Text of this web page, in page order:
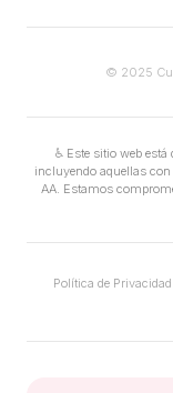
© 2025
♿ Este sitio web está
incluyendo aquellas con
AA. Estamos
Política de Privacidad